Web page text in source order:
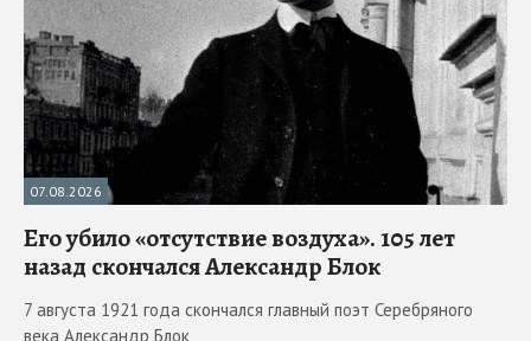
07.08.2026
Его убило «отсутствие воздуха». 105 лет
назад скончался Александр Блок
7 августа 1921 года скончался главный поэт Серебряного
века Александр Блок